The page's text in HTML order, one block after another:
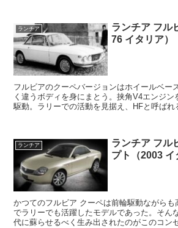
ランチア
ランチア フル
76 イタリア）
フルビアのクーペバージョンはホイールベー
く違うボディを身にまとう。挟角V4エンジン
駆動。ラリーでの活動を見据え、HFと呼ばれ
ランチア
ランチア フル
プト（2003 イ
かつてのフルビア クーペは前輪駆動ながら
でラリーでも活躍したモデルであった。そん
代に蘇らせるべく生み出されたのがこのコン